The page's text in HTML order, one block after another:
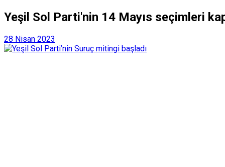
Yeşil Sol Parti'nin 14 Mayıs seçimleri
28 Nisan 2023